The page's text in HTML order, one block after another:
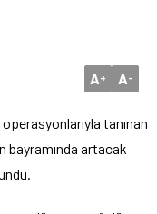
A+ A-
tanınan
bayramında artacak